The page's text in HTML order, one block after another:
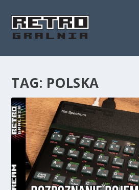
TAG: POLSKA